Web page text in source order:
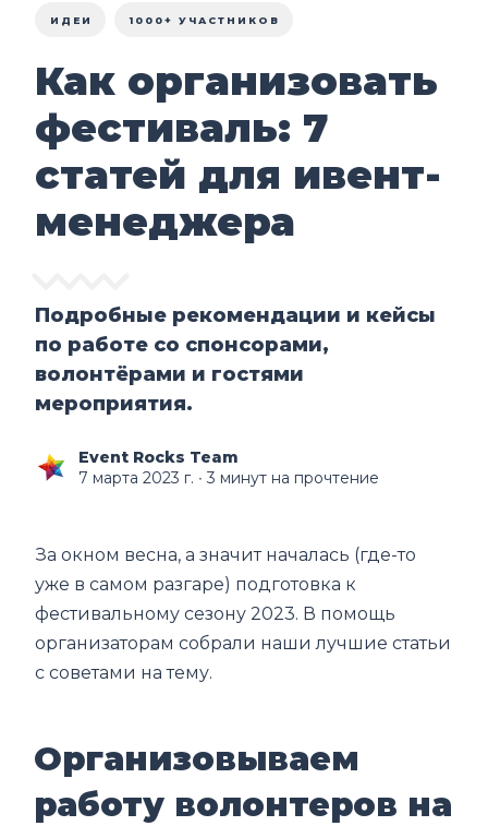
ИДЕИ 1000+ УЧАСТНИКОВ
Как организовать
фестиваль: 7
статей для ивент-
менеджера
Подробные рекомендации и кейсы
по работе со спонсорами,
волонтёрами и гостями
мероприятия.
Event Rocks Team
7 марта 2023 г. ∙ 3 минут на прочтение
За окном весна, а значит началась (где-то
уже в самом разгаре) подготовка к
фестивальному сезону 2023. В помощь
организаторам собрали наши лучшие статьи
с советами на тему.
Организовываем
работу волонтеров на